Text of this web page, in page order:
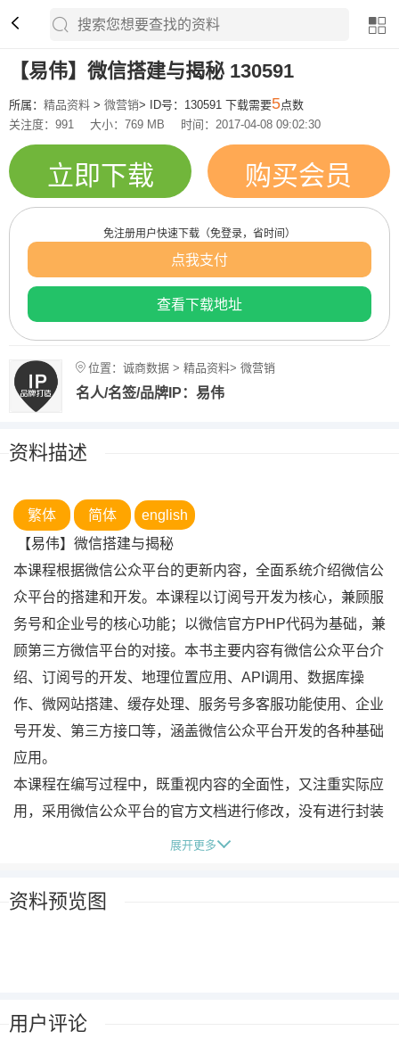
【易伟】微信搭建与揭秘 130591
所属： 精品资料 > 微营销> ID号：130591 下载需要5点数
关注度：991
大小：769 MB 时间：2017-04-08 09:02:30
立即下载 购买会员
免注册用户快速下载（免登录，省时间）
点我支付
查看下载地址
位置：诚商数据 > 精品资料> 微营销
名人/名签/品牌IP：易伟
资料描述
繁体 简体
english
【易伟】微信搭建与揭秘
本课程根据微信公众平台的更新内容，全面系统介绍微信公
众平台的搭建和开发。本课程以订阅号开发为核心，兼顾服
务号和企业号的核心功能；以微信官方PHP代码为基础，兼
顾第三方微信平台的对接。本书主要内容有微信公众平台介
绍、订阅号的开发、地理位置应用、API调用、数据库操
作、微网站搭建、缓存处理、服务号多客服功能使用、企业
号开发、第三方接口等，涵盖微信公众平台开发的各种基础
应用。
本课程在编写过程中，既重视内容的全面性，又注重实际应
用，采用微信公众平台的官方文档进行修改，没有进行封装
和优化，尽量使无编程基础的读者也能够读懂，轻松上手。
绍了免费实用的第三方微信平台，如腾讯风铃、V5智能客
微信接口3编辑模式
展开更多
资料预览图
用户评论